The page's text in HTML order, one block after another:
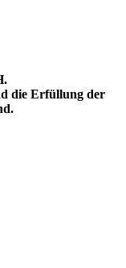
die Erfüllung der